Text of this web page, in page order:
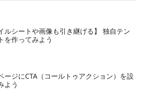
ルシートや画像も引き継げる】 独自テン
を作ってみよう
ージにCTA（コールトゥアクション）を設
よう